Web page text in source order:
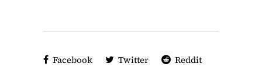
Facebook Twitter
Reddit